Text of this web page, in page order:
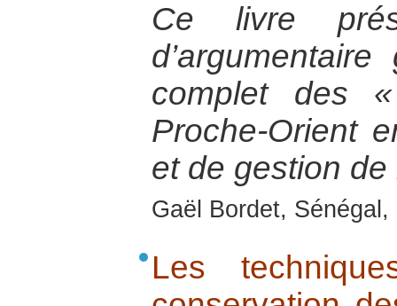
Ce livre
complet des
Proche-Orient
et de gestion de
Gaël Bordet,
Les